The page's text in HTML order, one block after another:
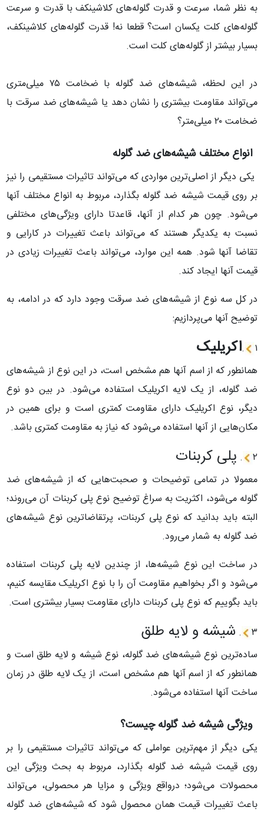
به نظر شما، سرعت و قدرت گلوله‌های کلاشینکف با قدرت و سرعت
گلوله‌های کلت یکسان است؟ قطعا نه! قدرت گلوله‌های کلاشینکف،
بسیار بیشتر از گلوله‌های کلت است.
در این لحظه، شیشه‌های ضد گلوله با ضخامت ۷۵ میلی‌متری
می‌تواند مقاومت بیشتری را نشان دهد یا شیشه‌های ضد سرقت با
ضخامت ۲۰ میلی‌متر؟
انواع مختلف شیشه‌های ضد گلوله
یکی دیگر از اصلی‌ترین مواردی که می‌تواند تاثیرات مستقیمی را نیز
بر روی قیمت شیشه ضد گلوله بگذارد، مربوط به انواع مختلف آنها
می‌شود. چون هر کدام از آنها، قاعدتا دارای ویژگی‌های مختلفی
نسبت به یکدیگر هستند که می‌تواند باعث تغییرات در کارایی و
تقاضا آنها شود. همه این موارد، می‌تواند باعث تغییرات زیادی در
قیمت آنها ایجاد کند.
در کل سه نوع از شیشه‌های ضد سرقت وجود دارد که در ادامه، به
توضیح آنها می‌پردازیم:
۱
.اکریلیک
همانطور که از اسم آنها هم مشخص است، در این نوع از شیشه‌های
ضد گلوله، از یک لایه اکریلیک استفاده می‌شود. در بین دو نوع
دیگر، نوع اکریلیک دارای مقاومت کمتری است و برای همین در
مکان‌هایی از آنها استفاده می‌شود که نیاز به مقاومت کمتری باشد.
۲
. پلی کربنات
معمولا در تمامی توضیحات و صحبت‌هایی که از شیشه‌های ضد
گلوله می‌شود، اکثریت به سراغ توضیح نوع پلی کربنات آن می‌روند؛
البته باید بدانید که نوع پلی کربنات، پرتقاضاترین نوع شیشه‌های
ضد گلوله به شمار می‌رود.
در ساخت این نوع شیشه‌ها، از چندین لایه پلی کربنات استفاده
می‌شود و اگر بخواهیم مقاومت آن را با نوع اکریلیک مقایسه کنیم،
باید بگوییم که نوع پلی کربنات دارای مقاومت بسیار بیشتری است.
۳
. شیشه و لایه طلق
ساده‌ترین نوع شیشه‌های ضد گلوله، نوع شیشه و لایه طلق است و
همانطور که از اسم آنها هم مشخص است، از یک لایه طلق در زمان
ساخت آنها استفاده می‌شود.
ویژگی شیشه ضد گلوله چیست؟
یکی دیگر از مهم‌ترین عواملی که می‌تواند تاثیرات مستقیمی را بر
روی قیمت شیشه ضد گلوله بگذارد، مربوط به بحث ویژگی این
محصولات می‌شود؛ درواقع ویژگی و مزایا هر محصولی، می‌تواند
باعث تغییرات قیمت همان محصول شود که شیشه‌های ضد گلوله